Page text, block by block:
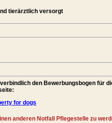
tierärztlich versorgt
den Bewerbungsbogen für
for dogs
anderen Notfall Pflegestelle zu